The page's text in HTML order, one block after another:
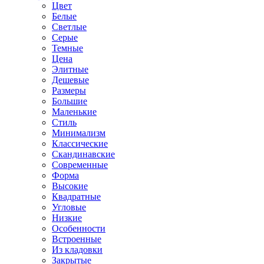
Цвет
Белые
Светлые
Серые
Темные
Цена
Элитные
Дешевые
Размеры
Большие
Маленькие
Стиль
Минимализм
Классические
Скандинавские
Современные
Форма
Высокие
Квадратные
Угловые
Низкие
Особенности
Встроенные
Из кладовки
Закрытые